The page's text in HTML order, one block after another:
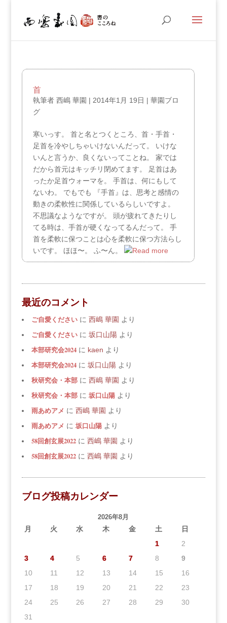
首
執筆者 西嶋 華園 | 2014年1月 19日 | 華園ブロ
グ
寒いっす。 首と名とつくところ、首・手首・
足首を冷やしちゃいけないんだって。 いけな
いんと言うか、良くないってことね。 家では
だから首元はキッチリ閉めてます。 足首はあ
ったか足首ウォーマを。 手首は、何にもして
ないわ。 でもでも 『手首』は、思考と感情の
動きの柔軟性に関係しているらしいですよ。
不思議なようなですが。 頭が疲れてきたりし
てる時は、手首が硬くなってるんだって。 手
首を柔軟に保つことは心を柔軟に保つ方法らし
いです。 ほほ〜。 ふ〜ん。
最近のコメント
ご自愛くださいに 西嶋 華園 より
ご自愛くださいに 坂口山陽より
本部研究会2024に kaen より
本部研究会2024に 坂口山陽より
秋研究会・本部に 西嶋 華園 より
秋研究会・本部に 坂口山陽より
雨あめアメ に 西嶋 華園 より
雨あめアメ に 坂口山陽より
58回創玄展2022に 西嶋 華園 より
58回創玄展2022に 西嶋 華園 より
ブログ投稿カレンダー
2026年8月
月 火 水 木 金 土
日
1
2
3
4 5 6 7 8
9
10
11 12 13 14 15
16
17
18 19 20 21 22
23
24
25 26 27 28 29
30
31